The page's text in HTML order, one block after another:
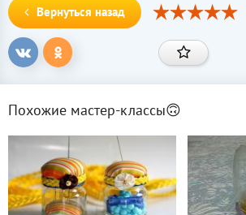
Вернуться назад
Похожие мастер-классы🙃